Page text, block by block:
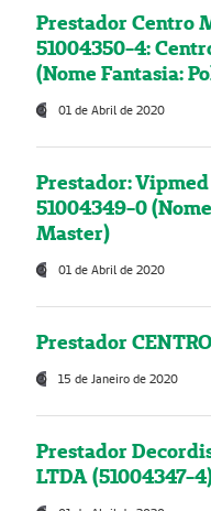
Prestador Centro
51004350-4:
(Nome Fantasia:
01 de Abril de 2020
Prestador:
51004349-0
Master)
01 de Abril de 2020
Prestador
15 de Janeiro de 2020
Prestador
LTDA (51004347-